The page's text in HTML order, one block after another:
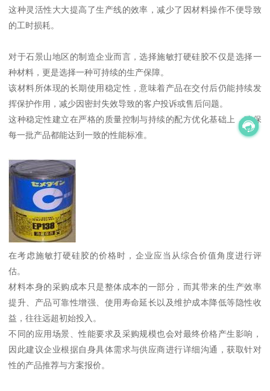
这种灵活性大大提高了生产线的效率，减少了因材料操作不便导致
的工时损耗。
对于石景山地区的制造企业而言，选择施敏打硬硅胶不仅是选择一
种材料，更是选择一种可持续的生产保障。
该材料所体现的长期使用稳定性，意味着产品在交付后仍能持续发
挥保护作用，减少因密封失效导致的客户投诉或售后问题。
这种稳定性建立在严格的质量控制与持续的配方优化基础上，确保
每一批产品都能达到一致的性能标准。
在考虑施敏打硬硅胶的价格时，企业应当从综合价值角度进行评
估。
材料本身的采购成本只是整体成本的一部分，而其带来的生产效率
提升、产品可靠性增强、使用寿命延长以及维护成本降低等隐性收
益，往往远超初始投入。
不同的应用场景、性能要求及采购规模也会对最终价格产生影响，
因此建议企业根据自身具体需求与供应商进行详细沟通，获取针对
性的产品推荐与方案报价。